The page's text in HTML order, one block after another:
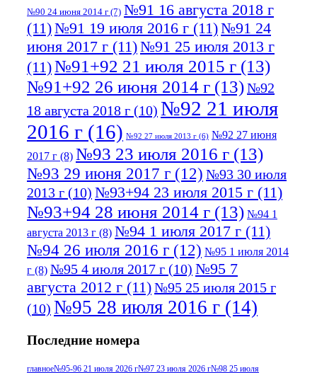
№90 24 июня 2014 г (7) №91 16 августа 2018 г
(11)№91 19 июля 2016 г (11)№91 24
июня 2017 г (11)№91 25 июля 2013 г
(11)№91+92 21 июля 2015 г (13)
№91+92 26 июня 2014 г (13)№92
18 августа 2018 г (10) №92 21 июля
2016 г (16) №92 27 июля 2013 г (6) №92 27 июня
2017 г (8) №93 23 июля 2016 г (13)
№93 29 июня 2017 г (12) №93 30 июля
2013 г (10) №93+94 23 июля 2015 г (11)
№93+94 28 июня 2014 г (13) №94 1
августа 2013 г (8) №94 1 июля 2017 г (11)
№94 26 июля 2016 г (12) №95 1 июля 2014
г (8) №95 4 июля 2017 г (10) №95 7
августа 2012 г (11)№95 25 июля 2015 г
(10) №95 28 июля 2016 г (14)
июля 2017 г(11)№96 9 августа 2012
г(13) №96 28 июля 2015 г(9) №96+97 3
Последние номера
главное№95-96 21 июля 2026 г№97 23 июля 2026 г№98 25 июля